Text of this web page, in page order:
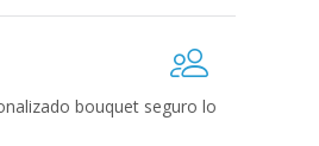
bouquet seguro lo